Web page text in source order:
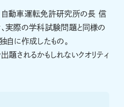
自動車運転免許研究所の長 信
実際の学科試験問題と同様の
自に作成したもの。
題されるかもしれないクオリティ